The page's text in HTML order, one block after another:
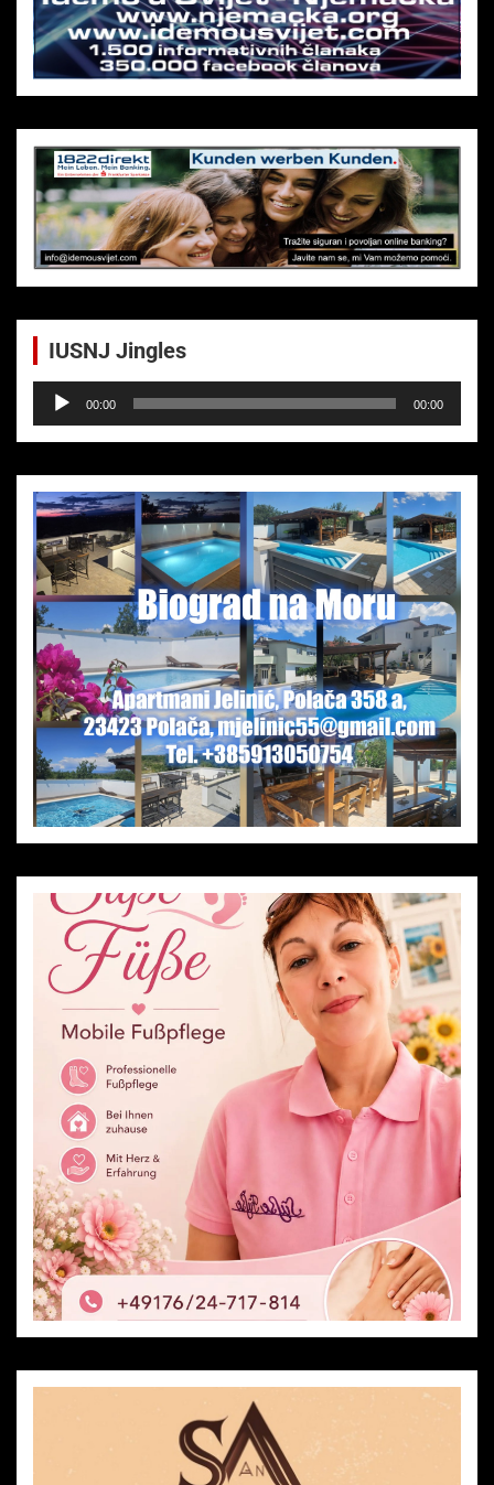
IUSNJ Jingles
Audio-
Player
00:00 00:00